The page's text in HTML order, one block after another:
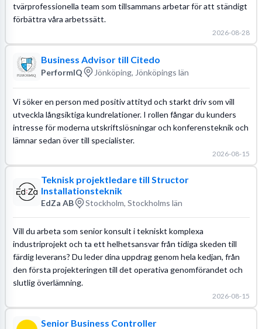
tvärprofessionella team som tillsammans arbetar för att ständigt
förbättra våra arbetssätt.
2026-08-28
Business Advisor till Citedo
PerformIQ Jönköping, Jönköpings län
Vi söker en person med positiv attityd och starkt driv som vill
utveckla långsiktiga kundrelationer. I rollen fångar du kunders
intresse för moderna utskriftslösningar och konferensteknik och
lämnar sedan över till specialister.
2026-08-15
Teknisk projektledare till Structor
Installationsteknik
EdZa AB Stockholm, Stockholms län
Vill du arbeta som senior konsult i tekniskt komplexa
industriprojekt och ta ett helhetsansvar från tidiga skeden till
färdig leverans? Du leder dina uppdrag genom hela kedjan, från
den första projekteringen till det operativa genomförandet och
slutlig överlämning.
2026-08-15
Senior Business Controller